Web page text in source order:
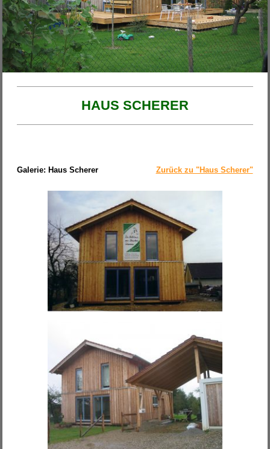
Haus Wirth - Großkinsky
Haus Franzi
HAUS SCHERER
Galerie: Haus Scherer Zurück zu "Haus Scherer"